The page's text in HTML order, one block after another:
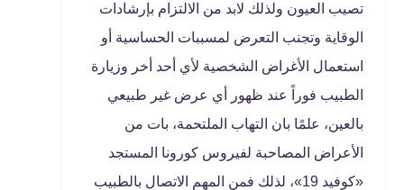
تصيب العيون ولذلك لابد من الالتزام بإرشادات
الوقاية وتجنب التعرض لمسببات الحساسية أو
استعمال الأغراض الشخصية لأي أحد أخر وزيارة
الطبيب فوراً عند ظهور أي عرض غير طبيعي
بالعين، علمًا بان التهاب الملتحمة، بات من
الأعراض المصاحبة لفيروس كورونا المستجد
«كوفيد 19»، لذلك فمن المهم الاتصال بالطبيب